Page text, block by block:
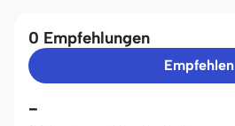
0 Empfehlungen
Empfehlen
-